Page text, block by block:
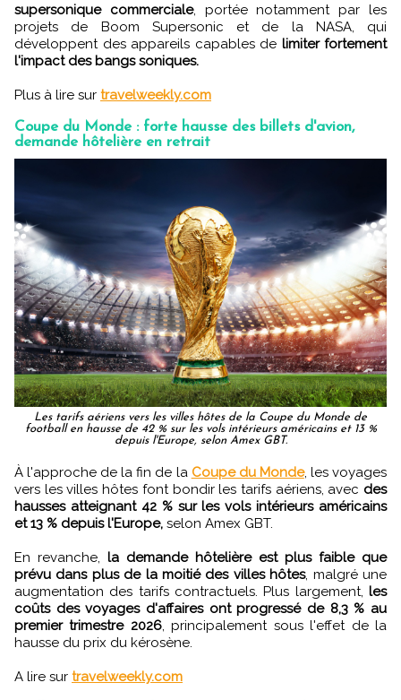
supersonique commerciale, portée notamment par les
projets de Boom Supersonic et de la NASA, qui
développent des appareils capables de limiter fortement
l'impact des bangs soniques.
Plus à lire sur travelweekly.com
Coupe du Monde : forte hausse des billets d'avion,
demande hôtelière en retrait
Les tarifs aériens vers les villes hôtes de la Coupe du Monde de
football en hausse de 42 % sur les vols intérieurs américains et 13 %
depuis l'Europe, selon Amex GBT.
À l'approche de la fin de la Coupe du Monde, les voyages
vers les villes hôtes font bondir les tarifs aériens, avec des
hausses atteignant 42 % sur les vols intérieurs américains
et 13 % depuis l'Europe, selon Amex GBT.
En revanche, la demande hôtelière est plus faible que
prévu dans plus de la moitié des villes hôtes, malgré une
augmentation des tarifs contractuels. Plus largement, les
coûts des voyages d'affaires ont progressé de 8,3 % au
premier trimestre 2026, principalement sous l'effet de la
hausse du prix du kérosène.
A lire sur travelweekly.com